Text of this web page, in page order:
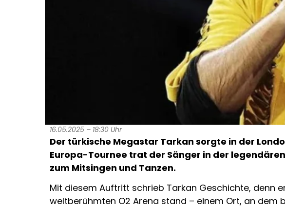
16.05.2025 – 18:30 Uhr
Der türkische Megastar Tarkan sorgte in der
Europa-Tournee trat der Sänger in der
zum Mitsingen und Tanzen.
Mit diesem Auftritt schrieb Tarkan Geschichte, denn
weltberühmten O2 Arena stand – einem Ort, an dem